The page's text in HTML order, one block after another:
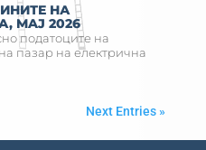
НА
MAJ 2026
податоците на
пазар на електрична
Next Entries »